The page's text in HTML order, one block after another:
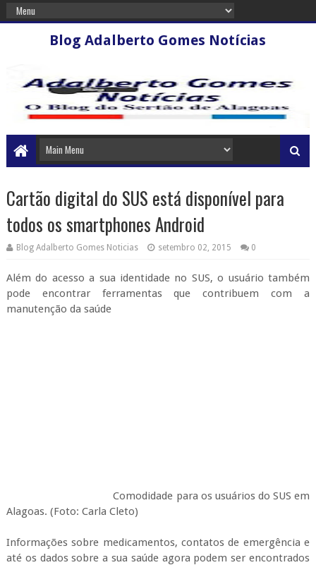
Blog Adalberto Gomes Notícias
Cartão digital do SUS está disponível para
todos os smartphones Android
Blog Adalberto Gomes Noticias setembro 02, 2015 0
Além do acesso a sua identidade no SUS, o usuário também
pode encontrar ferramentas que contribuem com a
manutenção da saúde
Comodidade para os usuários do SUS em
Alagoas. (Foto: Carla Cleto)
Informações sobre medicamentos, contatos de emergência e
até os dados sobre a sua saúde agora podem ser encontrados